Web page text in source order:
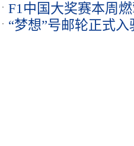
F1中国大奖赛本周
“梦想”号邮轮正式